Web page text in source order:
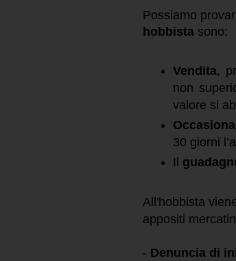
Possiamo
hobbista sono:
Vendita,
non
valore si
30 giorni
Il
All'hobbista
appositi
- Denuncia di